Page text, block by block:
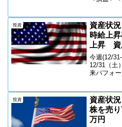
＞＜現金
S&P500
週比：-0.5
投資
資産状
時給上
上昇 資
今週(12/
12/31（土
来パフォ
大の単年
3.9兆ドル
BLK/JPM/
投資
資産状
株を売
万円